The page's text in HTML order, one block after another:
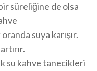
süreliğine de olsa
suya karışır.
su kahve tanecikleri